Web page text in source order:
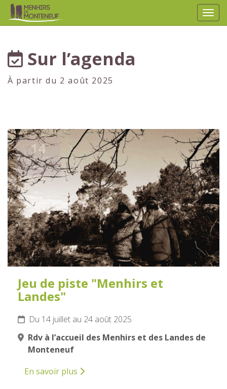
Sur l’agenda
À partir du 2 août 2025
14
JUILLET
2025
Jeu de piste "Menhirs et
Landes"
Du 14 juillet au 24 août 2025
Rdv à l’accueil des Menhirs et des Landes de
Monteneuf
En savoir plus